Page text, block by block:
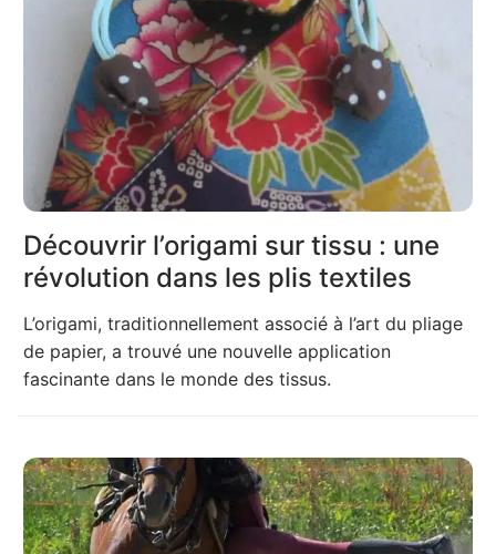
Découvrir l’origami sur tissu : une
révolution dans les plis textiles
L’origami, traditionnellement associé à l’art du pliage
de papier, a trouvé une nouvelle application
fascinante dans le monde des tissus.